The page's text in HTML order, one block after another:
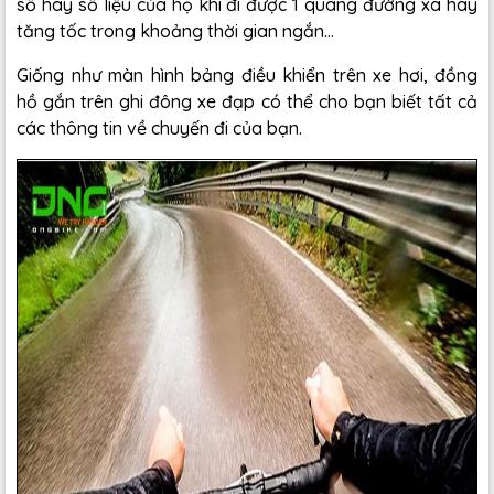
số hay số liệu của họ khi đi được 1 quãng đường xa hay
tăng tốc trong khoảng thời gian ngắn...
Giống như màn hình bảng điều khiển trên xe hơi, đồng
hồ gắn trên ghi đông xe đạp có thể cho bạn biết tất cả
các thông tin về chuyến đi của bạn.